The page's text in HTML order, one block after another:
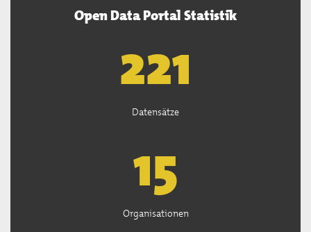
Open Data Portal Statistik
222
Datensätze
15
Organisationen